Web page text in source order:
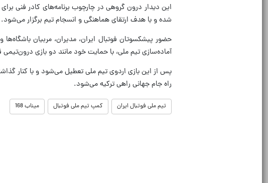
این دیدار درون گروهی در چارچوب برنامه‌های کادر فنی
شده و با هدف ارتقای هماهنگی و انسجام تیم برگزار می‌شود.
حضور پیشکسوتان فوتبال ایران، مدیران، مربیان
آماده‌سازی تیم ملی، با حمایت خود مانند دو بازی
پس از این بازی اردوی تیم ملی تعطیل می‌شود و با کنار
راه جام جهانی راهی ترکیه می‌شود.
تیم ملی فوتبال ایران کمپ تیم ملی فوتبال میناب 168